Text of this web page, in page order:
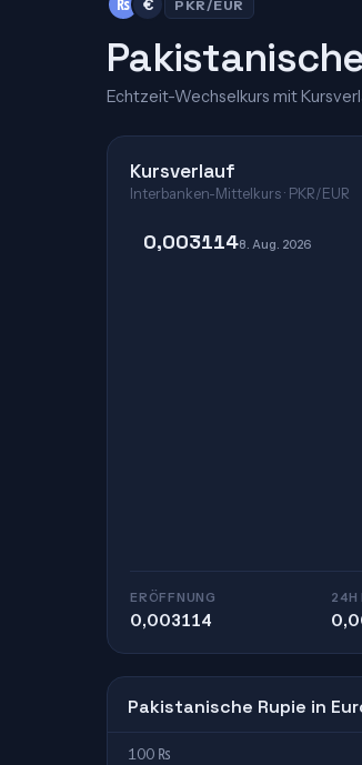
₨ € PKR/EUR
Echtzeit-Wechselkurs mit
Kursverlauf
Interbanken-Mittelkurs · PKR/EUR
0,0031148. Aug. 2026
ERÖFFNUNG
0,003114
24H
Pakistanische Rupie in
100 ₨